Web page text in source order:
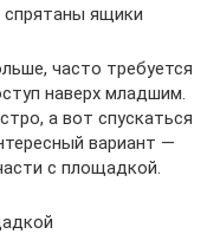
ящики
часто требуется
наверх младшим.
а вот спускаться
вариант —
с площадкой.